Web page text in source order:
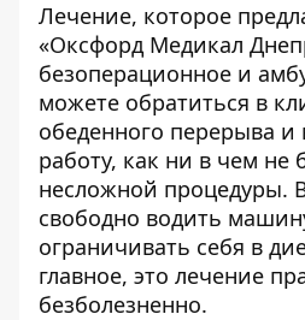
Лечение, которое
«Оксфорд Медикал
безоперационное и
можете обратиться в
обеденного перерыва и
работу, как ни в чем не
несложной процедуры.
свободно водить
ограничивать себя в
главное, это лечение
безболезненно.